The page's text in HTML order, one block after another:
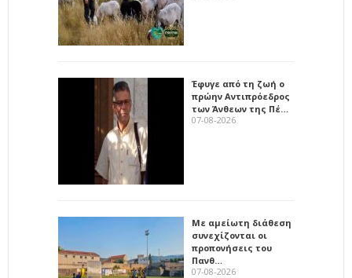
Έφυγε από τη ζωή ο
πρώην Αντιπρόεδρος
των Άνθεων της Πέ…
07-08-2026
Με αμείωτη διάθεση
συνεχίζονται οι
προπονήσεις του
Πανθ…
07-08-2026